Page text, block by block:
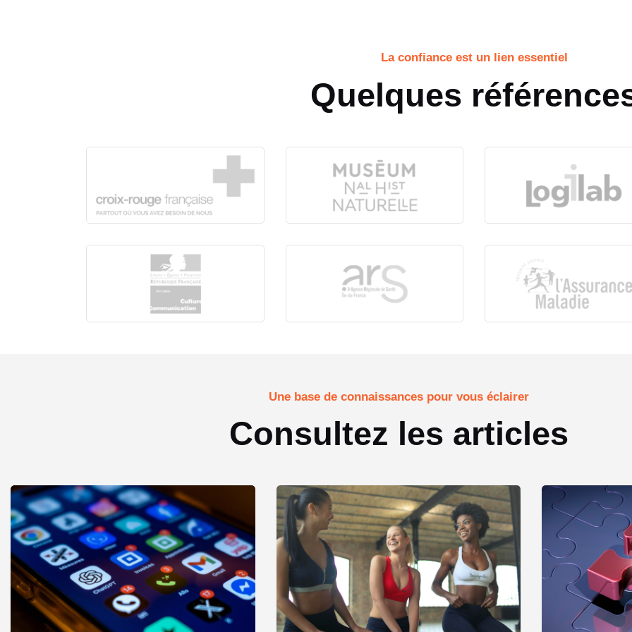
La confiance est un lien essentiel
Quelques
Une base de connaissances pour vous éclairer
Consultez les articles